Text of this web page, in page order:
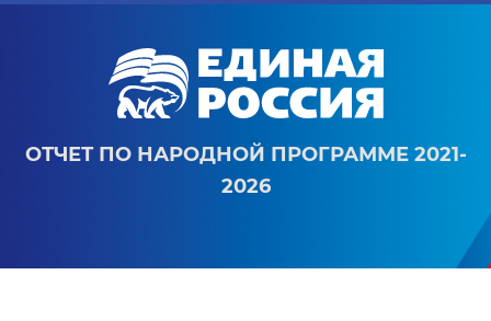
ОТЧЕТ ПО НАРОДНОЙ ПРОГРАММЕ 2021-
2026